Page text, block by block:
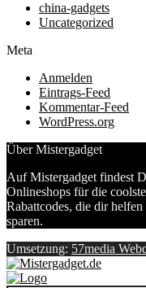
china-gadgets
Uncategorized
Meta
Anmelden
Eintrags-Feed
Kommentar-Feed
WordPress.org
Über Mistergadget
Auf Mistergadget findest
Onlineshops für die
Rabattcodes, die dir
sparen.
Umsetzung: 57media